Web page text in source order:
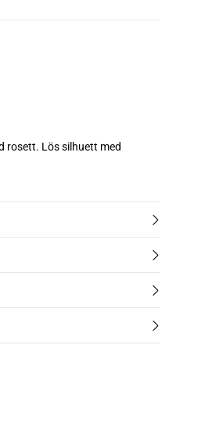
rosett. Lös silhuett med